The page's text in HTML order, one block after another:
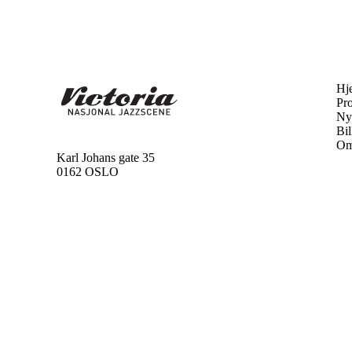
Karl Johans gate 35
0162 OSLO